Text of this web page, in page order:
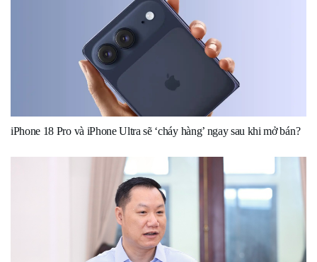
iPhone 18 Pro và iPhone Ultra sẽ ‘cháy hàng’ ngay sau khi mở bán?